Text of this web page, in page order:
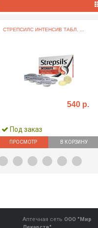
СТРЕПСИЛС ИНТЕНСИВ ТАБЛ. ...
540 р.
Под заказ
ПРОСМОТР В КОРЗИНУ
Аптечная сеть ООО "Мир